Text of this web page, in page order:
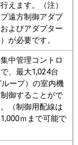
えます。（注）
遠方制御アダプ
よびアダプター
が必要です。
中管理コントロ
、最大1,024台
ループ）の室内機
御することがで
（制御用配線は
ｍまで可能で